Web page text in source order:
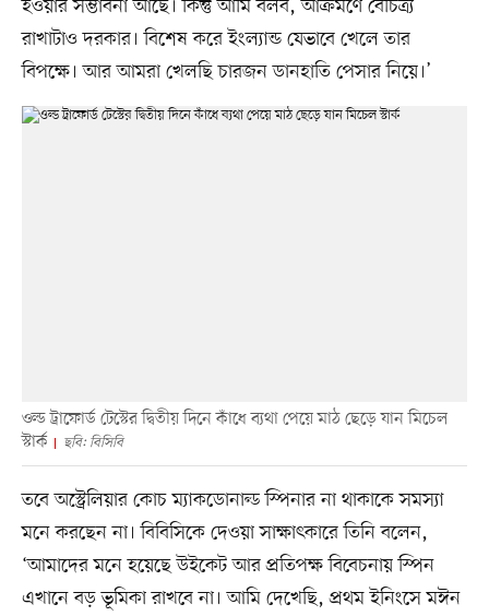
হওয়ার সম্ভাবনা আছে। কিন্তু আমি বলব, আক্রমণে বৈচিত্র্য
রাখাটাও দরকার। বিশেষ করে ইংল্যান্ড যেভাবে খেলে তার
বিপক্ষে। আর আমরা খেলছি চারজন ডানহাতি পেসার নিয়ে।’
ওল্ড ট্রাফোর্ড টেস্টের দ্বিতীয় দিনে কাঁধে ব্যথা পেয়ে মাঠ ছেড়ে যান মিচেল
স্টার্ক
ছবি: বিসিবি
তবে অস্ট্রেলিয়ার কোচ ম্যাকডোনাল্ড স্পিনার না থাকাকে সমস্যা
মনে করছেন না। বিবিসিকে দেওয়া সাক্ষাৎকারে তিনি বলেন,
‘আমাদের মনে হয়েছে উইকেট আর প্রতিপক্ষ বিবেচনায় স্পিন
এখানে বড় ভূমিকা রাখবে না। আমি দেখেছি, প্রথম ইনিংসে মঈন